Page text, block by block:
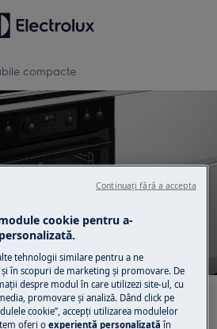
compacte
compacte
noastre de suport
cookie pentru a-
tehnologii similare pentru a ne
în scopuri de marketing și promovare. De
despre modul în care utilizezi site-ul, cu
promovare și analiză. Dând click pe
cookie”, accepţi utilizarea modulelor
oferi oexperienţă personalizată în
Continuați fără a accepta